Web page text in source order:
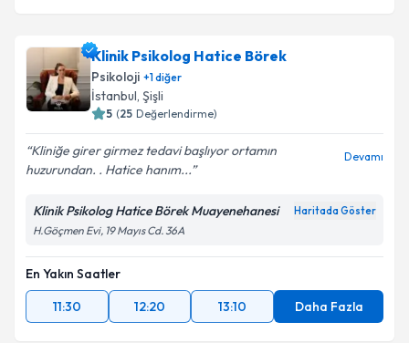
Klinik Psikolog Hatice Börek
Psikoloji diğer
İstanbul,Şişli
( Değerlendirme)
Kliniğe girer girmez tedavi başlıyor ortamın
huzurundan. . Hatice hanım...
Klinik Psikolog Hatice Börek Muayenehanesi
H.Göçmen Evi, 19 Mayıs Cd. 36A
En Yakın Saatler
11:30
12:20 13:10 Daha Fazla